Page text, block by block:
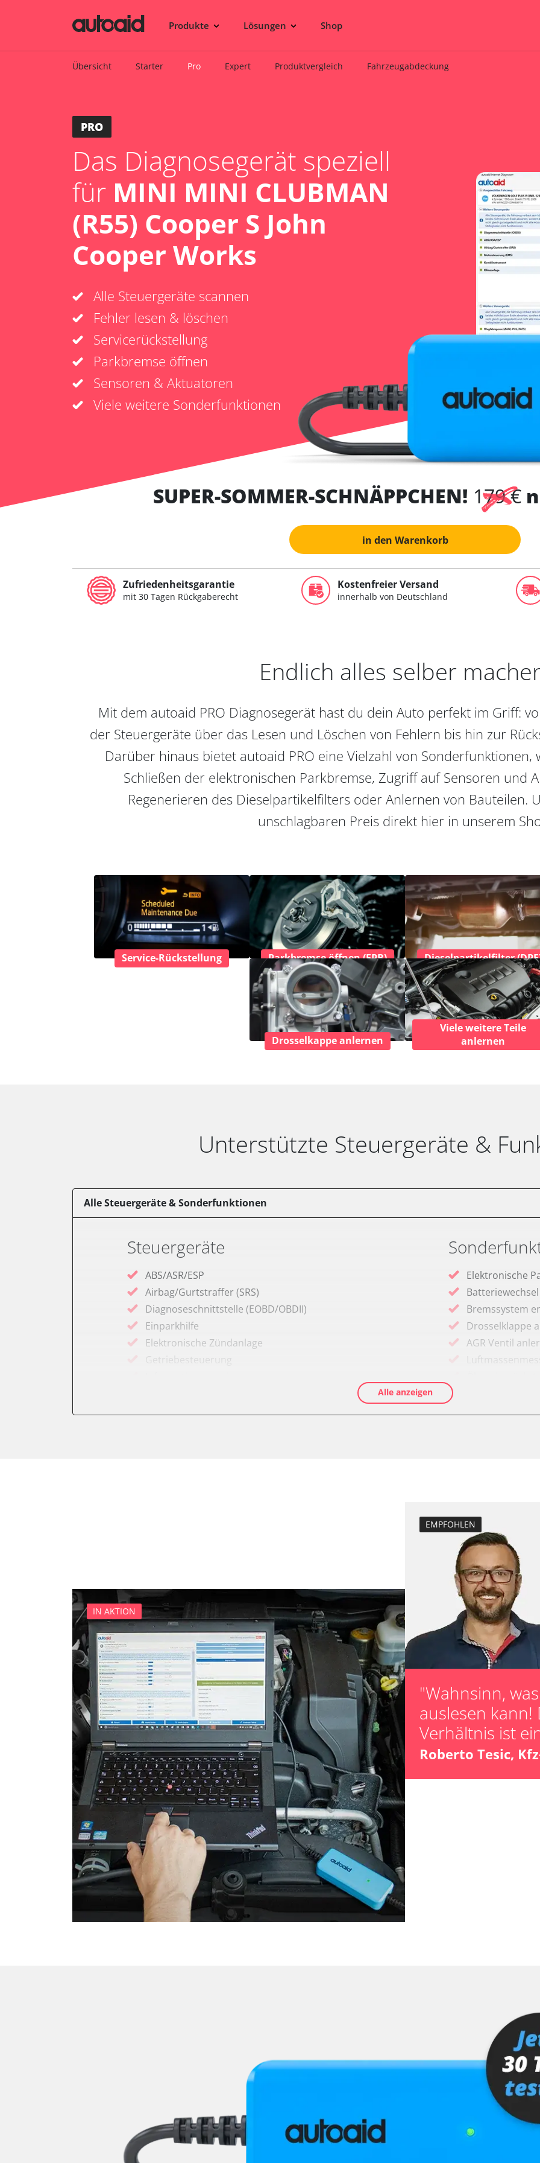
Produkte Lösungen Shop
Übersicht Starter Pro Expert Produktvergleich Fahrzeugabdeckung
PRO
Das Diagnosegerät speziell
für MINI MINI CLUBMAN
(R55) Cooper S John
Cooper Works
Alle Steuergeräte scannen
Fehler lesen & löschen
Servicerückstellung
Parkbremse öffnen
Sensoren & Aktuatoren
Viele weitere Sonderfunktionen
SUPER-SOMMER-SCHNÄPPCHEN! 179 €
in den Warenkorb
Zufriedenheitsgarantie
mit 30 Tagen Rückgaberecht
Kostenfreier Versand
innerhalb von Deutschland
Endlich alles selber
Mit dem autoaid PRO Diagnosegerät hast du dein Auto perfekt im Griff:
der Steuergeräte über das Lesen und Löschen von Fehlern bis hin zur
Darüber hinaus bietet autoaid PRO eine Vielzahl von Sonderfunktionen,
Schließen der elektronischen Parkbremse, Zugriff auf Sensoren und
Regenerieren des Dieselpartikelfilters oder Anlernen von Bauteilen.
unschlagbaren Preis direkt hier in unserem
Service-Rückstellung Parkbremse öffnen (EPB) Dieselpartikelfilter
Drosselkappe anlernen
Viele weitere Teile
anlernen
Unterstützte Steuergeräte &
Alle Steuergeräte & Sonderfunktionen
Steuergeräte
ABS/ASR/ESP
Airbag/Gurtstraffer (SRS)
Diagnoseschnittstelle (EOBD/OBDII)
Einparkhilfe
Elektronische Zündanlage
Getriebesteuerung
Sprachsteuerung
Telefon-/Notruf-System
Verdecksteuerung
Wegfahrsperre
Xenon rechts
Zentrale Bedieneinheit
Zentralelektronik
Zentralelektronik vorne Beifahrer
Zentralelektronik vorne Fahrer
Elektronische
Batteriewechsel
Bremssystem
Drosselklappe
AGR Ventil
Zurücksetzen
Verfügbarkeit abhängig von Modell, Motorisierung, Ausstattung und Konfiguration
Alle anzeigen
IN AKTION
EMPFOHLEN
"Wahnsinn,
auslesen kann!
Verhältnis ist
Roberto Tesic,